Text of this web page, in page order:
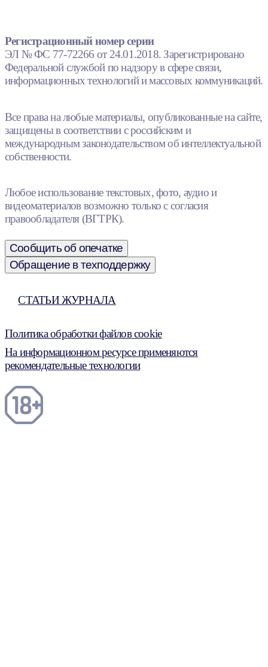
Регистрационный номер серии
ЭЛ № ФС 77-72266 от 24.01.2018. Зарегистрировано
Федеральной службой по надзору в сфере связи,
информационных технологий и массовых коммуникаций.
Все права на любые материалы, опубликованные на сайте,
защищены в соответствии с российским и
международным законодательством об интеллектуальной
собственности.
Любое использование текстовых, фото, аудио и
видеоматериалов возможно только с согласия
правообладателя (ВГТРК).
Сообщить об опечатке
Обращение в техподдержку
СТАТЬИ ЖУРНАЛА
Политика обработки файлов cookie
На информационном ресурсе применяются
рекомендательные технологии